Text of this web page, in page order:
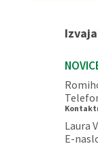
Laura
E-